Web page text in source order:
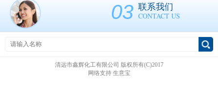
03 联系我们
CONTACT US
清远市鑫辉化工有限公司 版权所有(C)2017
网络支持生意宝